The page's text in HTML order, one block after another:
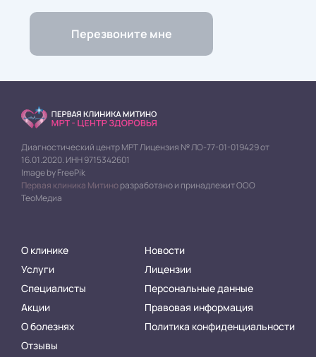
Диагностический центр МРТ Лицензия № ЛО-77-01-019429 от
16.01.2020. ИНН 9715342601
Image by FreePik
Первая клиника Митиноразработано и принадлежит ООО
ТеоМедиа
О клинике
Услуги
Специалисты
Акции
О болезнях
Отзывы
Новости
Лицензии
Персональные данные
Правовая информация
Политика конфиденциальности